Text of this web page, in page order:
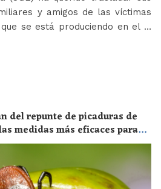
y amigos de las víctimas
se está produciendo en el …
del repunte de picaduras de
medidas más eficaces para
derivadas